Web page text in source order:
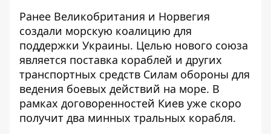
Ранее Великобритания и Норвегия
создали морскую коалицию для
поддержки Украины. Целью нового союза
является поставка кораблей и других
транспортных средств Силам обороны для
ведения боевых действий на море. В
рамках договоренностей Киев уже скоро
получит два минных тральных корабля.